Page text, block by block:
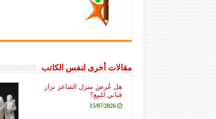
مقالات أخرى لنفس الكاتب
هل عُرضَ منزل الشاعر نزار
قباني للبيع؟
15/07/2026